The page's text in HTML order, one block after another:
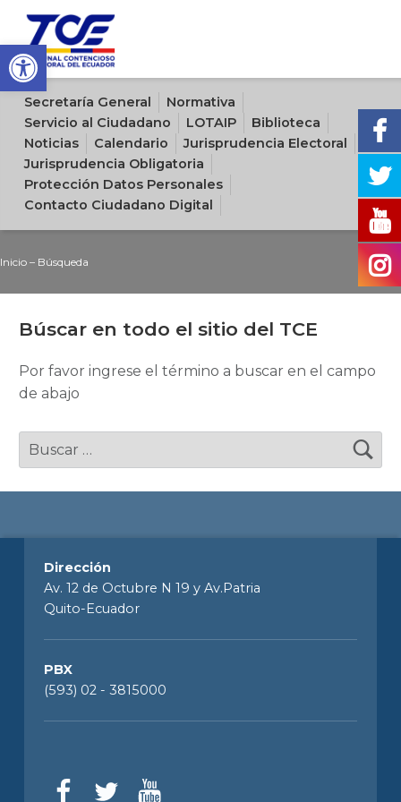
Open toolbar
Sitio oficial del Tribunal Contencioso Electoral del Ecuador
Secretaría General
Normativa
Servicio al Ciudadano
LOTAIP
Biblioteca
Noticias
Calendario
Jurisprudencia Electoral
Jurisprudencia Obligatoria
Protección Datos Personales
Contacto Ciudadano Digital
Inicio – Búsqueda
Búscar en todo el sitio del TCE
Por favor ingrese el término a buscar en el campo
de abajo
Dirección
Av. 12 de Octubre N 19 y Av.Patria
Quito-Ecuador
PBX
(593) 02 - 3815000